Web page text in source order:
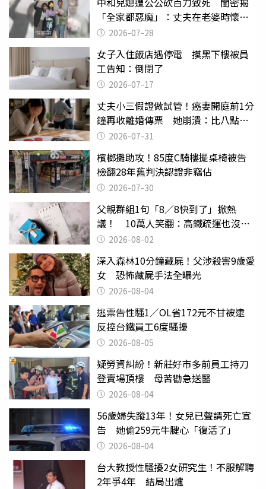
「全家都惡魔」：丈夫在老婆時懷孕
摔東西
2026-07-28
女子入住飯店遇停電 摸黑下樓被員
工告知：倒閉了
2026-07-17
丈夫小三假證做試管！癌妻開庭前1分
鐘再收離婚傳票 她崩潰：比八點檔
還扯2026-07-31
檳榔攤助攻！85度C騎樓擺桌椅被告
檢翻28年舊判決認證非竊佔
2026-07-30
父親群組1句「8／8快到了」掀熱
議！ 10萬人笑翻：高鐵疏運也沒列
父親節
2026-08-02
深入森林10分鐘藏屍！父涉殺害9歲愛
女 恐怖藏屍手法全曝光
2026-08-04
逃票告性騷1／OL省172元不甘被逮
反控台鐵員工6度騷擾
2026-08-05
疑勞資糾紛！新莊好市多前員工持刀
登賣場頂樓 母苦勸急送醫
2026-08-04
56歲婦失蹤13年！女兒已聲請死亡宣
告 她偷259元牛腱心「復活了」
2026-08-04
台大教授性騷擾2女研究生！不服解聘
2年爭4年 結局出爐